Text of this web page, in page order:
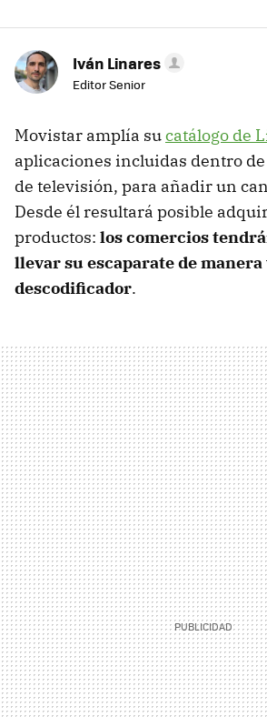
Iván Linares
Editor Senior
Movistar amplía sucatálogo de
aplicaciones incluidas dentro
de televisión, para añadir un
Desde él resultará posible
productos: los comercios
llevar su escaparate de
descodificador.